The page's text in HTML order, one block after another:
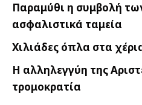
Παραμύθι η συμβολή
ασφαλιστικά ταμεία
Χιλιάδες όπλα στα
Η αλληλεγγύη της
τρομοκρατία